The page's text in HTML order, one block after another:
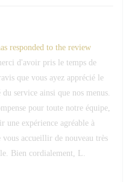
responded to the review
d'avoir pris le temps de
que vous ayez apprécié le
service ainsi que nos menus.
pour toute notre équipe,
expérience agréable à
accueillir de nouveau très
Bien cordialement, L.